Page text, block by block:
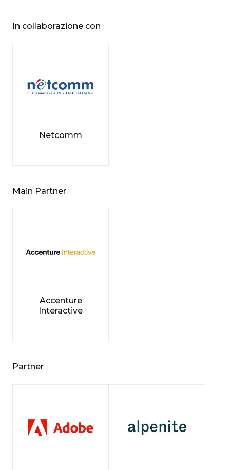
In collaborazione con
Netcomm
Main Partner
Accenture
Interactive
Partner